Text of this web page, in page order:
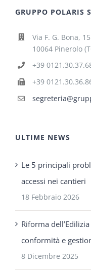
GRUPPO POLARIS
Via F. G. Bona, 15
10064 Pinerolo
+39
+39
ULTIME NEWS
Le 5 principali
accessi nei cantieri
18 Febbraio 2026
Riforma
conformità e
8 Dicembre 2025